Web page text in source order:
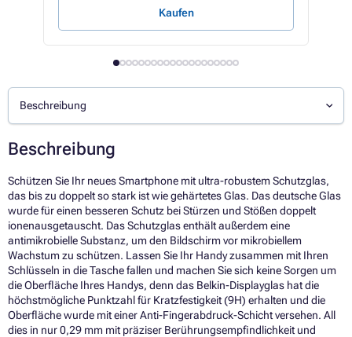
Kaufen
Beschreibung
Beschreibung
Schützen Sie Ihr neues Smartphone mit ultra-robustem Schutzglas,
das bis zu doppelt so stark ist wie gehärtetes Glas. Das deutsche Glas
wurde für einen besseren Schutz bei Stürzen und Stößen doppelt
ionenausgetauscht. Das Schutzglas enthält außerdem eine
antimikrobielle Substanz, um den Bildschirm vor mikrobiellem
Wachstum zu schützen. Lassen Sie Ihr Handy zusammen mit Ihren
Schlüsseln in die Tasche fallen und machen Sie sich keine Sorgen um
die Oberfläche Ihres Handys, denn das Belkin-Displayglas hat die
höchstmögliche Punktzahl für Kratzfestigkeit (9H) erhalten und die
Oberfläche wurde mit einer Anti-Fingerabdruck-Schicht versehen. All
dies in nur 0,29 mm mit präziser Berührungsempfindlichkeit und